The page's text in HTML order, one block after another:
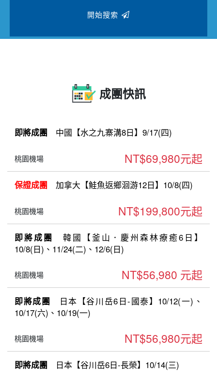
開始搜索
成團快訊
即將成團 中國【水之九寨溝8日】9/17(四)
桃園機場 NT$69,980元起
保證成團 加拿大【鮭魚返鄉洄游12日】10/8(四)
桃園機場 NT$199,800元起
即將成團
韓國【釜山．慶州森林療癒6日】
10/8(日)、11/24(二)、12/6(日)
桃園機場 NT$56,980 元起
即將成團
日本【谷川岳6日-國泰】10/12(一)、
10/17(六)、10/19(一)
桃園機場 NT$56,980元起
即將成團 日本【谷川岳6日-長榮】10/14(三)